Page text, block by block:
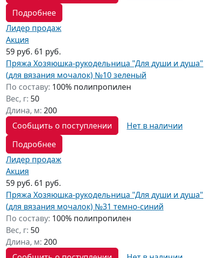
Подробнее
Лидер продаж
Акция
59 руб. 61 руб.
Пряжа Хозяюшка-рукодельница "Для души и душа"
(для вязания мочалок) №10 зеленый
По составу: 100% полипропилен
Вес, г: 50
Длина, м: 200
Сообщить о поступлении
Нет в наличии
Подробнее
Лидер продаж
Акция
59 руб. 61 руб.
Пряжа Хозяюшка-рукодельница "Для души и душа"
(для вязания мочалок) №31 темно-синий
По составу: 100% полипропилен
Вес, г: 50
Длина, м: 200